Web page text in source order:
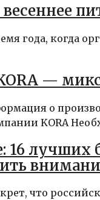
года, когда
—
о
KORA
16 лучших
что